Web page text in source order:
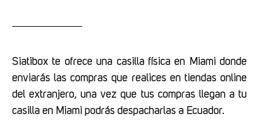
Siatibox te ofrece una casilla física en Miami donde
enviarás las compras que realices en tiendas online
del extranjero, una vez que tus compras llegan a tu
casilla en Miami podrás despacharlas a Ecuador.